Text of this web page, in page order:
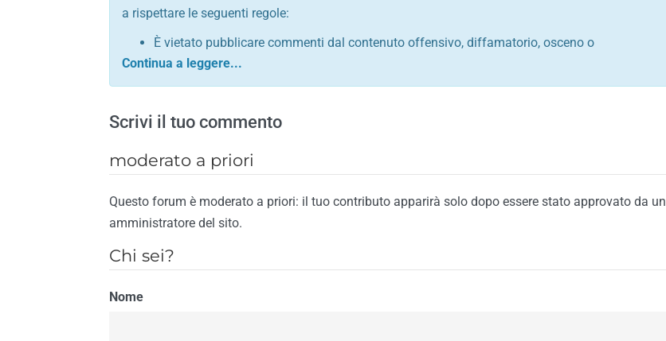
a rispettare le seguenti regole:
È vietato pubblicare commenti dal contenuto offensivo, diffamatorio, osceno o
comunque contrario alle leggi dello Stato italiano e di quelle internazionali
Sono vietati commenti in tono sacrilego, sarcastico, denigratorio e sbeffeggiatorio
È vietato pubblicare commenti contrari al rispetto dell'ordine pubblico
È vietato pubblicare commenti lesivi della privacy di qualsiasi cittadino
È vietato pubblicare commenti razzisti nei confronti di qualsiasi razza, popolo, cultura,
religione
È vietato pubblicare commenti contrari al rispetto del buon costume o contenenti
È vietato pubblicare commenti inerenti propaganda politica, di partito o di fazione, che
Scrivi il tuo commento
moderato a priori
Questo forum è moderato a priori: il tuo contributo apparirà solo dopo essere stato approvato da un
amministratore del sito.
Chi sei?
Nome